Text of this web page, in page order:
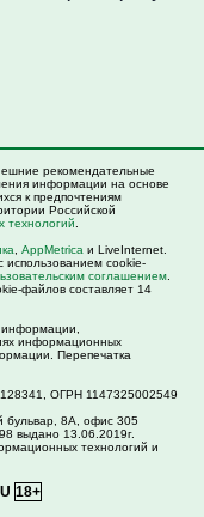
рекомендательные
информации на основе
к предпочтениям
Российской
технологий
AppMetrica и LiveInternet.
использованием cookie-
соглашением
файлов составляет 14
информации,
информационных
Перепечатка
ОГРН 1147325002549
бульвар, 8А, офис 305
выдано 13.06.2019г.
технологий и
18+